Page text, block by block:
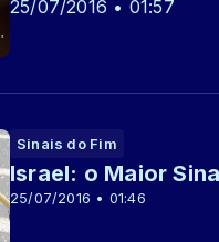
25/07/2016 • 01:57
Sinais do Fim
25/07/2016 • 01:46
Israel: o Maior